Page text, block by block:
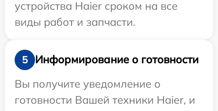
устройства Haier сроком на все
виды работ и запчасти.
5
Информирование о готовности
Вы получите уведомление о
готовности Вашей техники Haier, и